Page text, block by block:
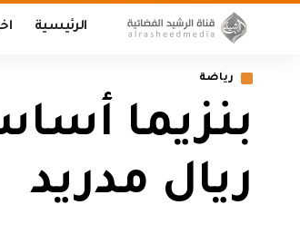
الرئيسية
رياضة
بنزيما
ريال مدريد